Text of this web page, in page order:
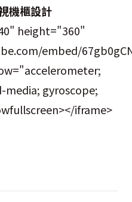
機櫃設計
height="360"
embed/
gyroscope;
iframe>